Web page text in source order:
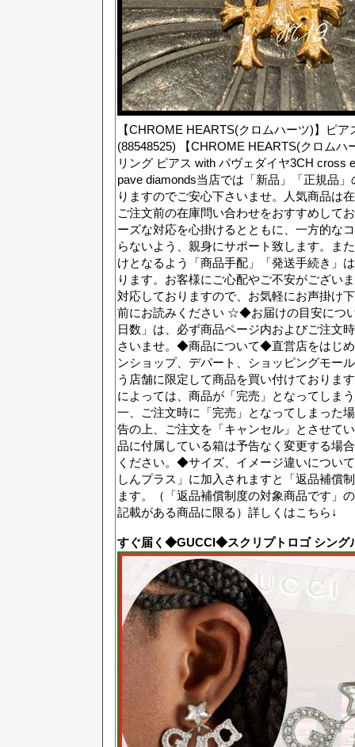
【CHROME HEARTS(クロムハーツ)】ピア
(88548525) 【CHROME HEARTS(クロムハ
リング ピアス with パヴェダイヤ3CH cross
pave diamonds当店では「新品」「正規品
りますのでご安心下さいませ。人気商品は
ご注文前の在庫問い合わせをおすすめして
ーズな対応を心掛けるとともに、一方的な
らないよう、親身にサポート致します。ま
けとなるよう「商品手配」「発送手続き」
ります。お客様にご心配やご不安がござい
対応しておりますので、お気軽にお声掛け
前にお読みください ☆◆お届けの目安につ
日数」は、必ず商品ページ内およびご注文
さいませ。◆商品について◆直営店をはじ
ンショップ、デパート、ショッピングモー
う店舗に限定して商品を買い付けておりま
によっては、商品が「完売」となってしま
一、ご注文時に「完売」となってしまった
告の上、ご注文を「キャンセル」とさせて
品に付属している箱は予告なく変更する場
ください。◆サイズ、イメージ違いについ
しんプラス」に加入されますと「返品補償
ます。（「返品補償制度の対象商品です」
記載がある商品に限る）詳しくはこちら↓
すぐ届く◆GUCCI◆スクリプトロゴ シング